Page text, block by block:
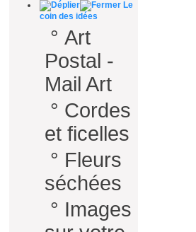
Le
coin des idées
° Art
Postal -
Mail Art
° Cordes
et ficelles
° Fleurs
séchées
° Images